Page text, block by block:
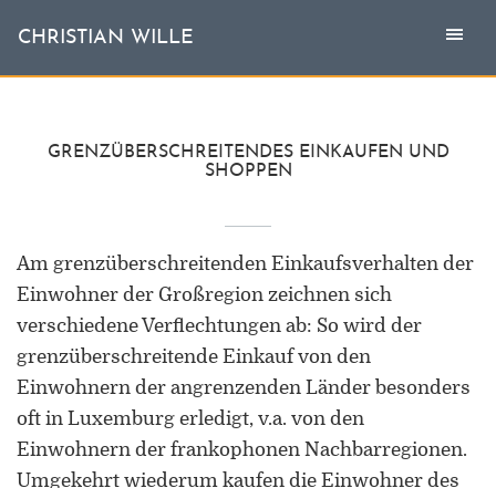
CHRISTIAN WILLE
Toggle
Aktuell
L'invité
Publikationen
Vita
CHRISTIAN WILLE
GRENZÜBERSCHREITENDES EINKAUFEN UND
SHOPPEN
Am grenzüberschreitenden Einkaufsverhalten der
Einwohner der Großregion zeichnen sich
verschiedene Verflechtungen ab: So wird der
grenzüberschreitende Einkauf von den
Einwohnern der angrenzenden Länder besonders
oft in Luxemburg erledigt, v.a. von den
Einwohnern der frankophonen Nachbarregionen.
Umgekehrt wiederum kaufen die Einwohner des